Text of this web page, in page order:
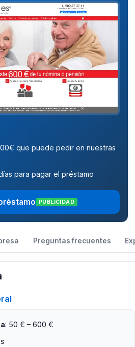
que puede pedir en nuestras
para pagar el préstamo
PUBLICIDAD
Preguntas frecuentes
: 50 € – 600 €